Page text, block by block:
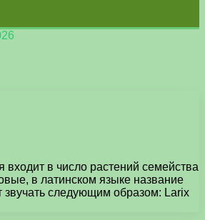
входит в число растений семейства
в латинском языке название
звучать следующим образом: Larix